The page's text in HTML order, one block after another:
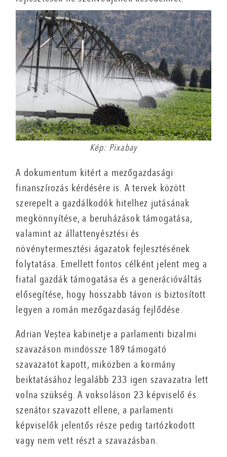
Kép: Pixabay
A dokumentum kitért a mezőgazdasági
finanszírozás kérdésére is. A tervek között
szerepelt a gazdálkodók hitelhez jutásának
megkönnyítése, a beruházások támogatása,
valamint az állattenyésztési és
növénytermesztési ágazatok fejlesztésének
folytatása. Emellett fontos célként jelent meg a
fiatal gazdák támogatása és a generációváltás
elősegítése, hogy hosszabb távon is biztosított
legyen a román mezőgazdaság fejlődése.
Adrian Veștea kabinetje a parlamenti bizalmi
szavazáson mindössze 189 támogató
szavazatot kapott, miközben a kormány
beiktatásához legalább 233 igen szavazatra lett
volna szükség. A voksoláson 23 képviselő és
szenátor szavazott ellene, a parlamenti
képviselők jelentős része pedig tartózkodott
vagy nem vett részt a szavazásban.